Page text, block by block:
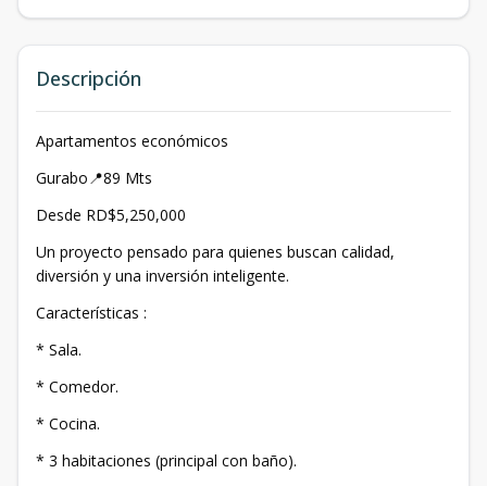
Descripción
Apartamentos económicos
Gurabo📍89 Mts
Desde RD$5,250,000
Un proyecto pensado para quienes buscan calidad,
diversión y una inversión inteligente.
Características :
* Sala.
* Comedor.
* Cocina.
* 3 habitaciones (principal con baño).